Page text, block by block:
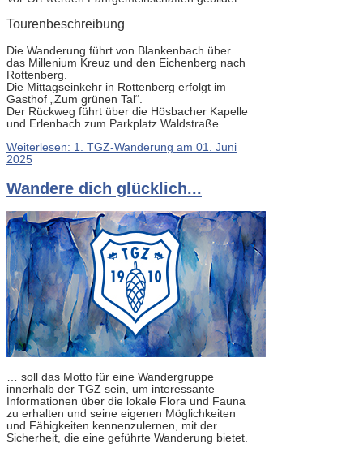
Tourenbeschreibung
Die Wanderung führt von Blankenbach über
das Millenium Kreuz und den Eichenberg nach
Rottenberg.
Die Mittagseinkehr in Rottenberg erfolgt im
Gasthof „Zum grünen Tal“.
Der Rückweg führt über die Hösbacher Kapelle
und Erlenbach zum Parkplatz Waldstraße.
Weiterlesen: 1. TGZ-Wanderung am 01. Juni
2025
Wandere dich glücklich...
… soll das Motto für eine Wandergruppe
innerhalb der TGZ sein, um interessante
Informationen über die lokale Flora und Fauna
zu erhalten und seine eigenen Möglichkeiten
und Fähigkeiten kennenzulernen, mit der
Sicherheit, die eine geführte Wanderung bietet.